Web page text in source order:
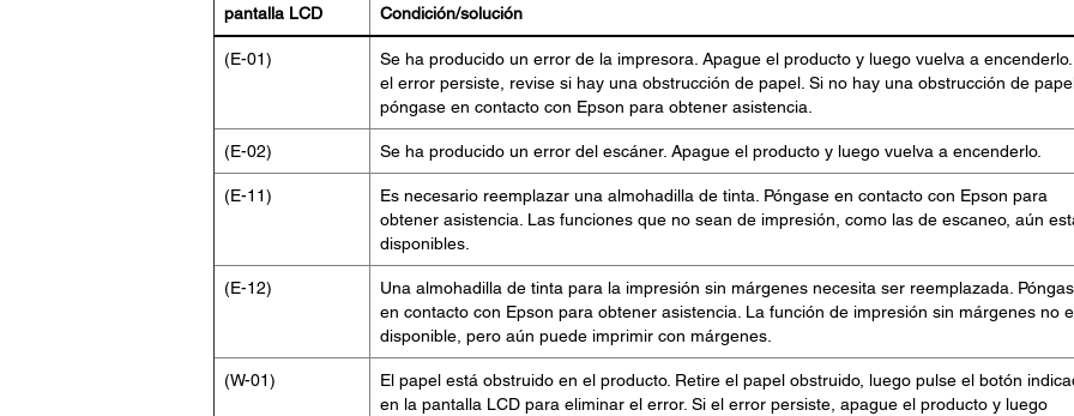
pantalla LCD
Condición/solución
(E-01)
Se ha producido un error de la impresora. Apague el producto y luego vuelva a encenderlo.
el error persiste, revise si hay una obstrucción de papel. Si no hay una obstrucción de
póngase en contacto con Epson para obtener asistencia.
(E-02) Se ha producido un error del escáner. Apague el producto y luego vuelva a encenderlo.
(E-11)
Es necesario reemplazar una almohadilla de tinta. Póngase en contacto con Epson para
obtener asistencia. Las funciones que no sean de impresión, como las de escaneo, aún
disponibles.
(E-12)
Una almohadilla de tinta para la impresión sin márgenes necesita ser reemplazada.
en contacto con Epson para obtener asistencia. La función de impresión sin márgenes no
disponible, pero aún puede imprimir con márgenes.
(W-01)
El papel está obstruido en el producto. Retire el papel obstruido, luego pulse el botón
en la pantalla LCD para eliminar el error. Si el error persiste, apague el producto y luego